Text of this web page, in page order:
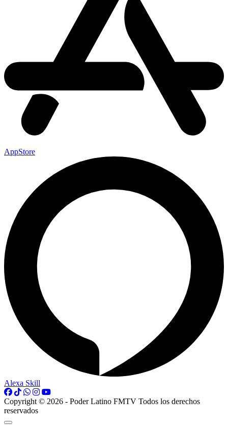
AppStore
Alexa Skill
Copyright © 2026 - Poder Latino FMTV Todos los derechos
reservados